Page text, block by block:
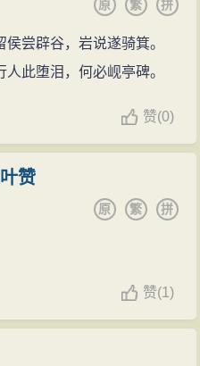
拼
繁
原
尝辟谷，岩说遂骑箕。
此堕泪，何必岘亭碑。
赞(0)
赞
拼
繁
原
赞(1)